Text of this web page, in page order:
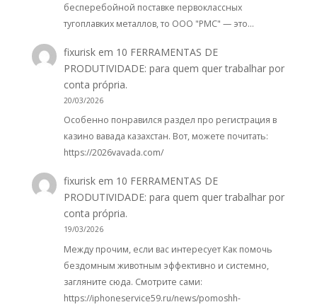
бесперебойной поставке первоклассных
тугоплавких металлов, то ООО "РМС" — это…
fixurisk em 10 FERRAMENTAS DE
PRODUTIVIDADE: para quem quer trabalhar por
conta própria.
20/03/2026
Особенно понравился раздел про регистрация в
казино вавада казахстан. Вот, можете почитать:
https://2026vavada.com/
fixurisk em 10 FERRAMENTAS DE
PRODUTIVIDADE: para quem quer trabalhar por
conta própria.
19/03/2026
Между прочим, если вас интересует Как помочь
бездомным животным эффективно и системно,
загляните сюда. Смотрите сами:
https://iphoneservice59.ru/news/pomoshh-